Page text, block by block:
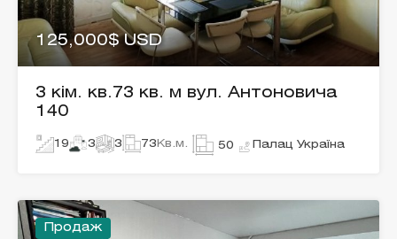
125,000$ USD
3 кім. кв.73 кв. м вул. Антоновича
140
19 3 3 73 Кв.м. 50 Палац Україна
Продаж